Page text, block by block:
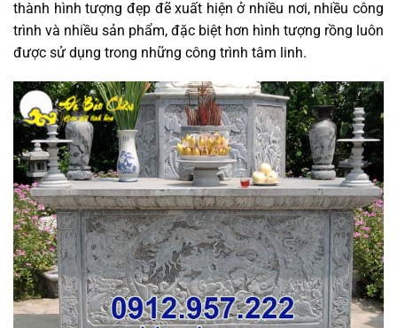
thành hình tượng đẹp đẽ xuất hiện ở nhiều nơi, nhiều công
trình và nhiều sản phẩm, đặc biệt hơn hình tượng rồng luôn
được sử dụng trong những công trình tâm linh.